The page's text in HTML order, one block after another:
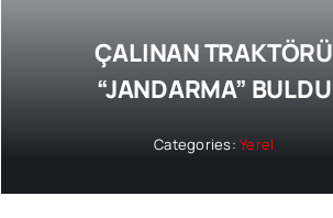
ÇALINAN TRAKTÖRÜ
“JANDARMA” BULDU
Categories:Yerel